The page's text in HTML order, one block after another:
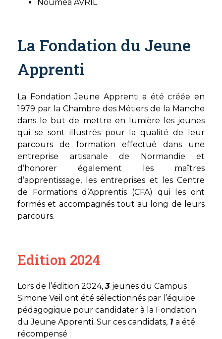
Nouméa AVRIL
La Fondation du Jeune
Apprenti
La Fondation Jeune Apprenti a été créée en
1979 par la Chambre des Métiers de la Manche
dans le but de mettre en lumière les jeunes
qui se sont illustrés pour la qualité de leur
parcours de formation effectué dans une
entreprise artisanale de Normandie et
d’honorer également les maîtres
d’apprentissage, les entreprises et les Centre
de Formations d’Apprentis (CFA) qui les ont
formés et accompagnés tout au long de leurs
parcours.
Edition 2024
Lors de l’édition 2024,3 jeunes du Campus
Simone Veil ont été sélectionnés par l’équipe
pédagogique pour candidater à la Fondation
du Jeune Apprenti. Sur ces candidats, 1 a été
récompensé :